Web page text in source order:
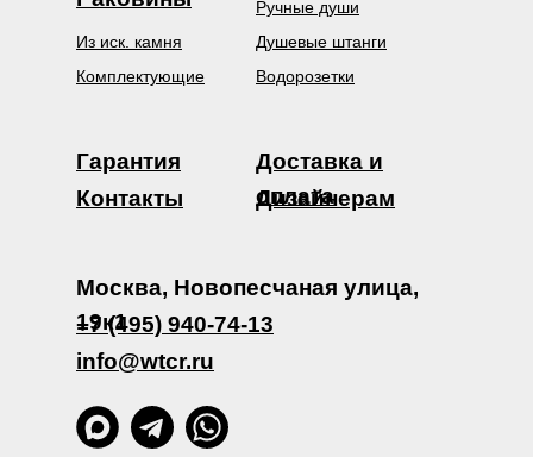
Из иск. камня
Комплектующие
Дизайнерам
Доставка и
оплата
Гарантия
Контакты
Ручные души
Москва, Новопесчаная улица,
19к1
info@wtcr.ru
+7 (495) 940-74-13
Душевые штанги
Водорозетки